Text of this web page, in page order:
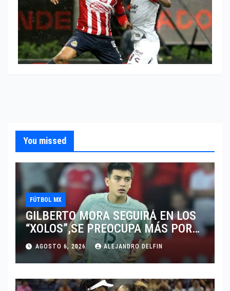
You missed
FÚTBOL MX
GILBERTO MORA SEGUIRÁ EN LOS
“XOLOS”,SE PREOCUPA MÁS POR
JUGAR EN SU EQUIPO.
AGOSTO 6, 2026 ALEJANDRO DELFIN